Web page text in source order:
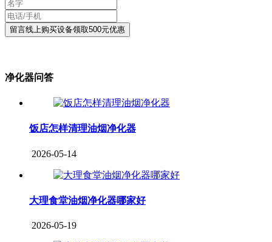
净化器问答
饭店怎样清理油烟净化器
2026-05-14
大理食堂油烟净化器哪家好
2026-05-19